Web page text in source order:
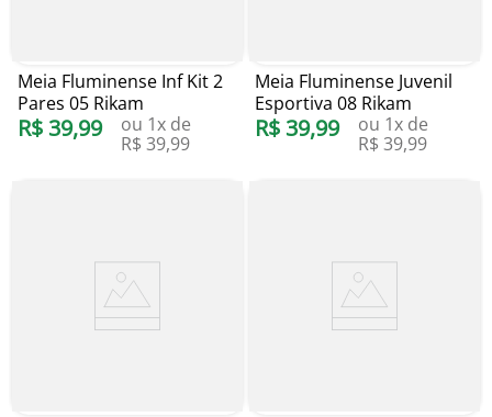
Meia Fluminense Inf Kit 2
Pares 05 Rikam
R$ 39,99 ou 1x de
R$ 39,99
Meia Fluminense Juvenil
Esportiva 08 Rikam
R$ 39,99 ou 1x de
R$ 39,99